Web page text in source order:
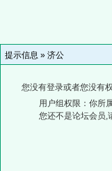
提示信息 » 济公
您没有登录或者您没有
用户组权限：你所
您还不是论坛会员,